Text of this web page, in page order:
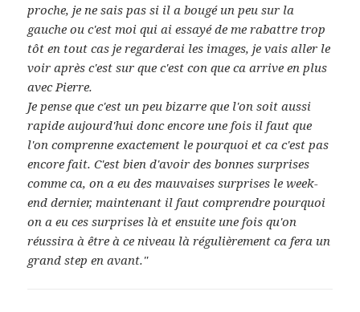
proche, je ne sais pas si il a bougé un peu sur la
gauche ou c'est moi qui ai essayé de me rabattre trop
tôt en tout cas je regarderai les images, je vais aller le
voir après c'est sur que c'est con que ca arrive en plus
avec Pierre.
Je pense que c'est un peu bizarre que l'on soit aussi
rapide aujourd'hui donc encore une fois il faut que
l'on comprenne exactement le pourquoi et ca c'est pas
encore fait. C'est bien d'avoir des bonnes surprises
comme ca, on a eu des mauvaises surprises le week-
end dernier, maintenant il faut comprendre pourquoi
on a eu ces surprises là et ensuite une fois qu'on
réussira à être à ce niveau là régulièrement ca fera un
grand step en avant."